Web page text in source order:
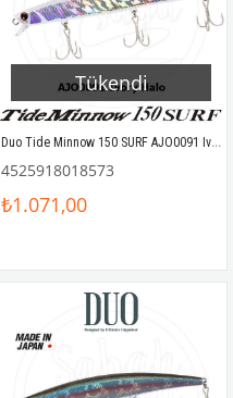
Tükendi
Duo Tide Minnow 150 SURF AJO0091 Ivory Halo
4525918018573
₺1.071,00